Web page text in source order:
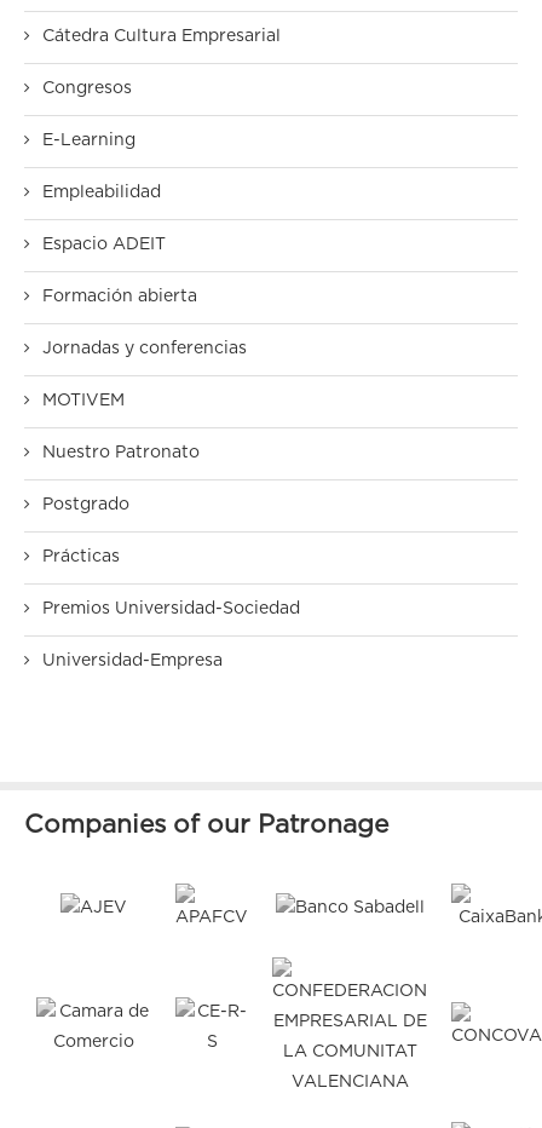
Cátedra Cultura Empresarial
Congresos
E-Learning
Empleabilidad
Espacio ADEIT
Formación abierta
Jornadas y conferencias
MOTIVEM
Nuestro Patronato
Postgrado
Prácticas
Premios Universidad-Sociedad
Universidad-Empresa
Companies of our Patronage